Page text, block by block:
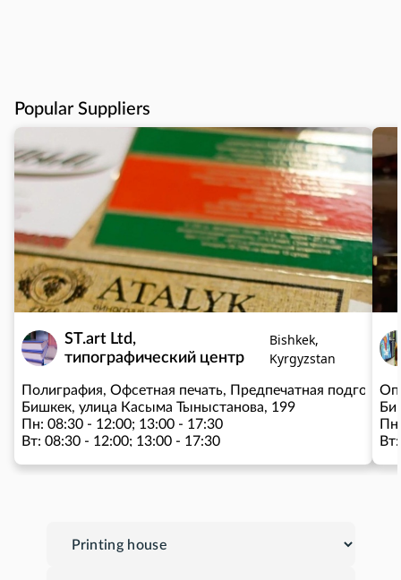
Popular Suppliers
ST.art Ltd,
типографический центр
Bishkek,
Kyrgyzstan
Полиграфия, Офсетная печать, Предпечатная
Бишкек, улица Касыма Тыныстанова, 199
Пн: 08:30 - 12:00; 13:00 - 17:30
Вт: 08:30 - 12:00; 13:00 - 17:30